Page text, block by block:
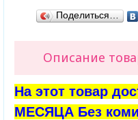
Поделиться…
Описание
На этот товар
МЕСЯЦА Без